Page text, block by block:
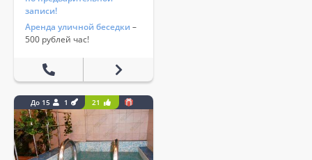
записи!
Аренда уличной беседки –
500 рублей час!
До 15 1 21